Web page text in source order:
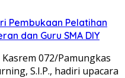
Pembukaan Pelatihan
dan Guru SMA DIY
Kasrem 072/Pamungkas
S.I.P., hadiri upacara